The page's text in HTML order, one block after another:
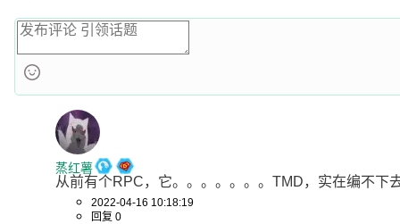
蒸红薯
从前有个RPC，它。。。。。。。TMD，实在编不下
2022-04-16 10:18:19
回复 0